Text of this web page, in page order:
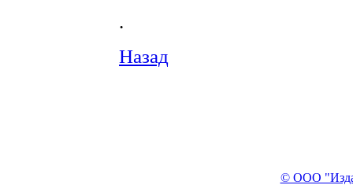
.
Назад
© ООО